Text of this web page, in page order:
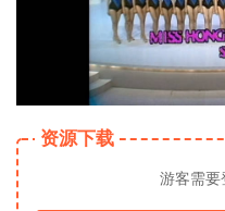
资源下载
游客需要